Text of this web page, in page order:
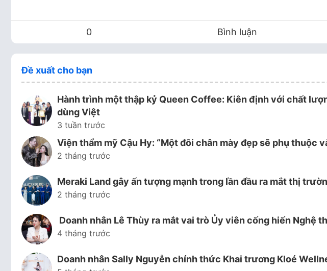
0 Bình luận
Đề xuất cho bạn
Hành trình một thập kỷ Queen Coffee: Kiên định với chất
dùng Việt
3 tuần trước
Viện thẩm mỹ Cậu Hy: “Một đôi chân mày đẹp sẽ phụ thuộc
2 tháng trước
Meraki Land gây ấn tượng mạnh trong lần đầu ra mắt thị
2 tháng trước
Doanh nhân Lê Thùy ra mắt vai trò Ủy viên cống hiến Nghệ
4 tháng trước
Doanh nhân Sally Nguyễn chính thức Khai trương Kloé